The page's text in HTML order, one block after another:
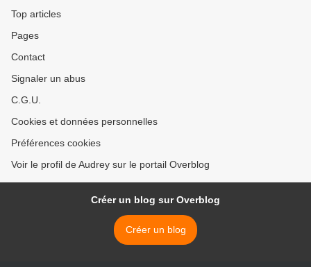
Top articles
Pages
Contact
Signaler un abus
C.G.U.
Cookies et données personnelles
Préférences cookies
Voir le profil de Audrey sur le portail Overblog
Créer un blog sur Overblog
Créer un blog